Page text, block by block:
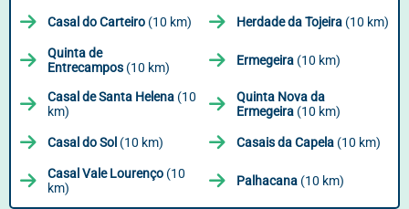
Casal do Carteiro (10 km) Herdade da Tojeira (10 km)
Quinta de
Entrecampos (10 km) Ermegeira (10 km)
Casal de Santa Helena (10
km)
Quinta Nova da
Ermegeira (10 km)
Casal do Sol (10 km) Casais da Capela (10 km)
Casal Vale Lourenço (10
km)
Palhacana (10 km)